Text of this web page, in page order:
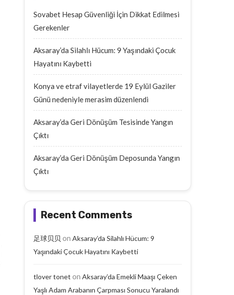
Sovabet Hesap Güvenliği İçin Dikkat Edilmesi
Gerekenler
Aksaray’da Silahlı Hücum: 9 Yaşındaki Çocuk
Hayatını Kaybetti
Konya ve etraf vilayetlerde 19 Eylül Gaziler
Günü nedeniyle merasim düzenlendi
Aksaray’da Geri Dönüşüm Tesisinde Yangın
Çıktı
Aksaray’da Geri Dönüşüm Deposunda Yangın
Çıktı
Recent Comments
足球贝贝 on Aksaray’da Silahlı Hücum: 9
Yaşındaki Çocuk Hayatını Kaybetti
tlover tonet on Aksaray’da Emekli Maaşı Çeken
Yaşlı Adam Arabanın Çarpması Sonucu Yaralandı